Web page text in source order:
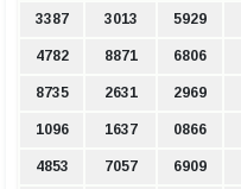
3387 3013 5929
4782 8871 6806
8735 2631 2969
1096 1637 0866
4853 7057 6909